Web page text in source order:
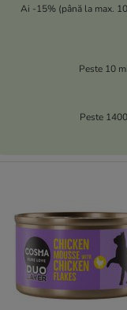
Ai -15% (până la max.
Peste 10
Peste